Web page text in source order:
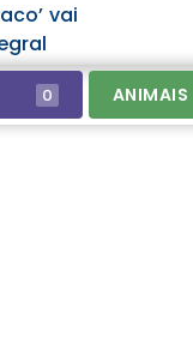
vai
0 ANIMAIS